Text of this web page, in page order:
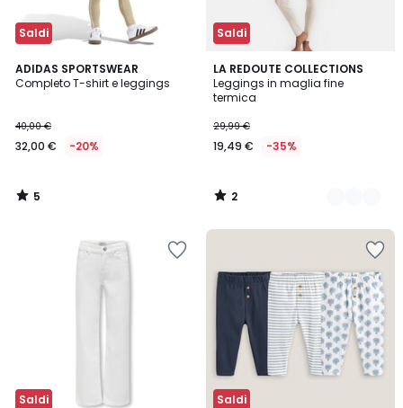
Saldi
ADIDAS SPORTSWEAR
Completo T-shirt e leggings
40,00 €
32,00 € -20%
5
/
5
/
Saldi
LA REDOUTE COLLECTIONS
Leggings in maglia fine
termica
29,99 €
19,49 € -35%
2
/
5
2
Colori
2
/
Saldi Saldi